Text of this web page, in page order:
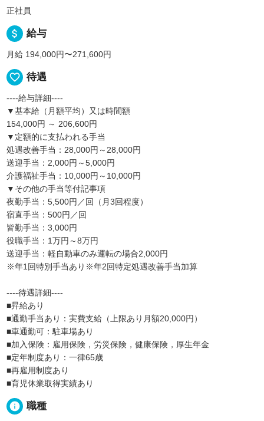
正社員
attach_money 給与
月給 194,000円〜271,600円
favorite_border 待遇
----給与詳細----
▼基本給（月額平均）又は時間額
154,000円 ～ 206,600円
▼定額的に支払われる手当
処遇改善手当：28,000円～28,000円
送迎手当：2,000円～5,000円
介護福祉手当：10,000円～10,000円
▼その他の手当等付記事項
夜勤手当：5,500円／回（月3回程度）
宿直手当：500円／回
皆勤手当：3,000円
役職手当：1万円～8万円
送迎手当：軽自動車のみ運転の場合2,000円
※年1回特別手当あり※年2回特定処遇改善手当加算
----待遇詳細----
■昇給あり
■通勤手当あり：実費支給（上限あり月額20,000円）
■車通勤可：駐車場あり
■加入保険：雇用保険，労災保険，健康保険，厚生年金
■定年制度あり：一律65歳
■再雇用制度あり
■育児休業取得実績あり
info 職種